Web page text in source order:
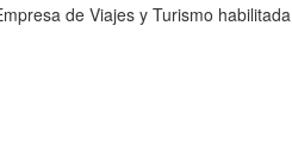
de Viajes y Turismo